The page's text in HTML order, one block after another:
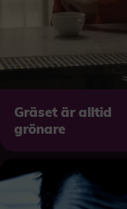
Gräset är alltid
grönare